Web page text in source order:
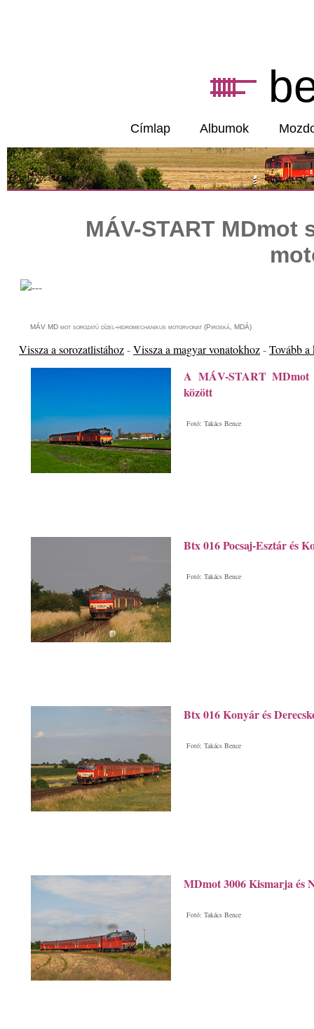
Címlap Albumok
MÁV-START
MÁV MD mot sorozatú dízel-hidromechanikus motorvonat (Piroská, MDÁ)
Vissza a sorozatlistához-Vissza a magyar vonatokhoz-Tovább a
A MÁV-START MDmot
között
Fotó: Takács Bence
Btx 016 Pocsaj-Esztár és
Fotó: Takács Bence
Btx 016 Konyár és
Fotó: Takács Bence
MDmot 3006 Kismarja és
Fotó: Takács Bence